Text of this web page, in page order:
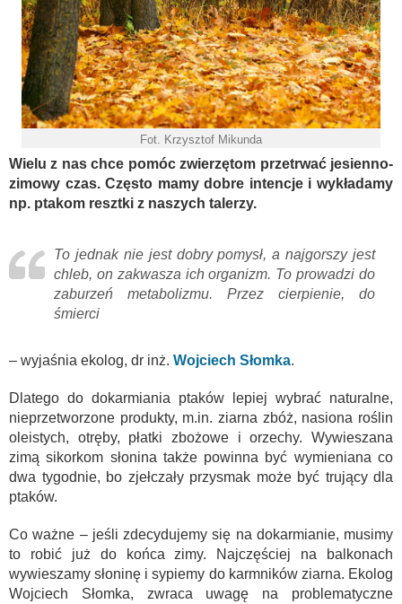
Fot. Krzysztof Mikunda
Wielu z nas chce pomóc zwierzętom przetrwać jesienno-
zimowy czas. Często mamy dobre intencje i wykładamy
np. ptakom resztki z naszych talerzy.
To jednak nie jest dobry pomysł, a najgorszy jest
chleb, on zakwasza ich organizm. To prowadzi do
zaburzeń metabolizmu. Przez cierpienie, do
śmierci
– wyjaśnia ekolog, dr inż. Wojciech Słomka.
Dlatego do dokarmiania ptaków lepiej wybrać naturalne,
nieprzetworzone produkty, m.in. ziarna zbóż, nasiona roślin
oleistych, otręby, płatki zbożowe i orzechy. Wywieszana
zimą sikorkom słonina także powinna być wymieniana co
dwa tygodnie, bo zjełczały przysmak może być trujący dla
ptaków.
Co ważne – jeśli zdecydujemy się na dokarmianie, musimy
to robić już do końca zimy. Najczęściej na balkonach
wywieszamy słoninę i sypiemy do karmników ziarna. Ekolog
Wojciech Słomka, zwraca uwagę na problematyczne